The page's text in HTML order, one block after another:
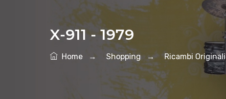
X-911 - 1979
Home → Shopping → Ricambi Originali